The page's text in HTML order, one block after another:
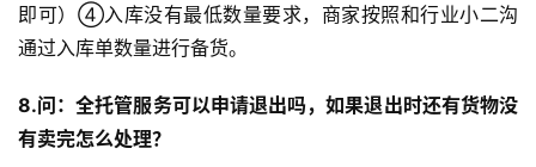
即可）④入库没有最低数量要求，商家按照和行业小二沟
通过入库单数量进行备货。
8.问：全托管服务可以申请退出吗，如果退出时还有货物没
有卖完怎么处理？